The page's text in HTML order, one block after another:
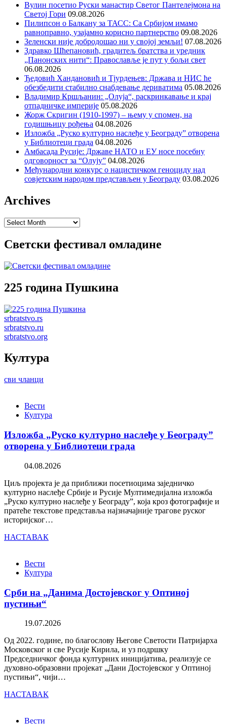
Вулин посетио Руски манастир Светог Пантелејмона на
Светој Гори 09.08.2026
Пилипсон о Балкану за ТАСС: Са Србијом имамо
равноправно, узајамно корисно партнерство 09.08.2026
Зеленски није добродошао ни у својој земљи! 07.08.2026
Здравко Шћепановић, градитељ братства и уредник
„Панонских нити“: Православље је пут у бољи свет
06.08.2026
Ђедовић Хандановић и Тјурдењев: Држава и НИС ће
обезбедити стабилно снабдевање дериватима 05.08.2026
Владимир Кршљанин: „Олуја“, раскринкавање и крај
отпадничке империје 05.08.2026
Жорж Скригин (1910-1997) – њему у спомен, на
годишњицу рођења 04.08.2026
Изложба „Руско културно наслеђе у Београду” отворена
у Библиотеци града 04.08.2026
Амбасада Русије: Државе НАТО и ЕУ носе посебну
одговорност за “Олују” 04.08.2026
Међународни конкурс о нацистичком геноциду над
совјетским народом представљен у Београду 03.08.2026
Archives
Archives
Светски фестивал омладине
225 година Пушкина
srbratstvo.rs
srbratstvo.ru
srbratstvo.org
Култура
сви чланци
Вести
Култура
Изложба „Руско културно наслеђе у Београду”
отворена у Библиотеци града
04.08.2026
Циљ пројекта је да приближи посетиоцима заједничко
културно наслеђе Србије и Русије Мултимедијална изложба
„Руско културно наслеђе у Београду”, која кроз фотографије и
пратеће текстове представља најзначајније трагове руског
историјског…
НАСТАВАК
Вести
Култура
Срби на „Данима Достојевског у Оптиној
пустињи“
19.07.2026
Од 2022. године, по благослову Његове Светости Патријарха
Московског и све Русије Кирила, и уз подршку
Председничког фонда културних иницијатива, реализује се
духовно-образовни пројекат „Дани Достојевског у Оптиној
пустињи“, чији…
НАСТАВАК
Вести